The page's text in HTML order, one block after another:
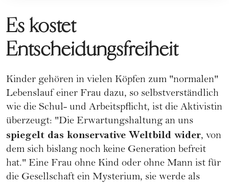
Es kostet
Entscheidungsfreiheit
Kinder gehören in vielen Köpfen zum "normalen"
Lebenslauf einer Frau dazu, so selbstverständlich
wie die Schul- und Arbeitspflicht, ist die Aktivistin
überzeugt: "Die Erwartungshaltung an uns
spiegelt das konservative Weltbild wider, von
dem sich bislang noch keine Generation befreit
hat." Eine Frau ohne Kind oder ohne Mann ist für
die Gesellschaft ein Mysterium, sie werde als